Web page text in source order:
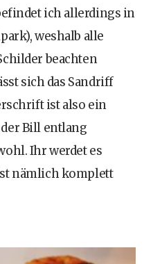
ich allerdings in
weshalb alle
beachten
sich das Sandriff
ist also ein
Bill entlang
Ihr werdet es
nämlich komplett